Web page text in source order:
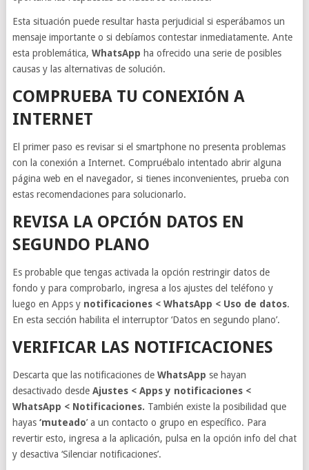
Esta situación puede resultar hasta perjudicial si esperábamos un
mensaje importante o si debíamos contestar inmediatamente. Ante
esta problemática, WhatsApp ha ofrecido una serie de posibles
causas y las alternativas de solución.
COMPRUEBA TU CONEXIÓN A
INTERNET
El primer paso es revisar si el smartphone no presenta problemas
con la conexión a Internet. Compruébalo intentado abrir alguna
página web en el navegador, si tienes inconvenientes, prueba con
estas recomendaciones para solucionarlo.
REVISA LA OPCIÓN DATOS EN
SEGUNDO PLANO
Es probable que tengas activada la opción restringir datos de
fondo y para comprobarlo, ingresa a los ajustes del teléfono y
luego en Apps y notificaciones < WhatsApp < Uso de datos.
En esta sección habilita el interruptor ‘Datos en segundo plano’.
VERIFICAR LAS NOTIFICACIONES
Descarta que las notificaciones deWhatsApp se hayan
desactivado desde Ajustes < Apps y notificaciones <
WhatsApp < Notificaciones. También existe la posibilidad que
hayas ‘muteado’ a un contacto o grupo en específico. Para
revertir esto, ingresa a la aplicación, pulsa en la opción info del chat
y desactiva ‘Silenciar notificaciones’.